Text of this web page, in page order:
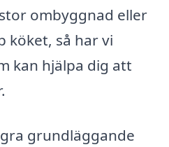
ombyggnad eller
köket, så har vi
kan hjälpa dig att
grundläggande